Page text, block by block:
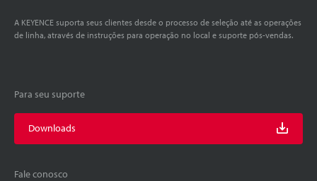
A KEYENCE suporta seus clientes desde o processo de seleção até as operações
de linha, através de instruções para operação no local e suporte pós-vendas.
Para seu suporte
Downloads
Fale conosco